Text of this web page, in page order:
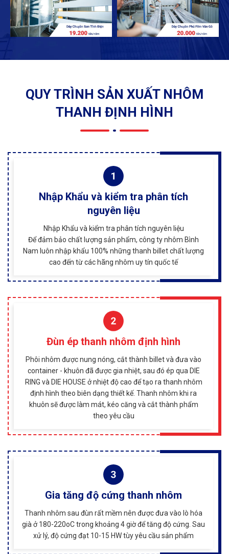
QUY TRÌNH SẢN XUẤT NHÔM
THANH ĐỊNH HÌNH
Nhập Khẩu và kiểm tra phân tích
nguyên liệu
Nhập Khẩu và kiểm tra phân tích nguyên liệu
Để đảm bảo chất lượng sản phẩm, công ty nhôm Bình
Nam luôn nhập khẩu 100% những thanh billet chất lượng
cao đến từ các hãng nhôm uy tín quốc tế
Đùn ép thanh nhôm định hình
Phôi nhôm được nung nóng, cắt thành billet và đưa vào
container - khuôn đã được gia nhiệt, sau đó ép qua DIE
RING và DIE HOUSE ở nhiệt độ cao để tạo ra thanh nhôm
định hình theo biên dạng thiết kế. Thanh nhôm khi ra
khuôn sẽ được làm mát, kéo căng và cắt thành phẩm
theo yêu cầu
Gia tăng độ cứng thanh nhôm
Thanh nhôm sau đùn rất mềm nên được đưa vào lò hóa
già ở 180-220oC trong khoảng 4 giờ để tăng độ cứng. Sau
xử lý, độ cứng đạt 10-15 HW tùy yêu cầu sản phẩm